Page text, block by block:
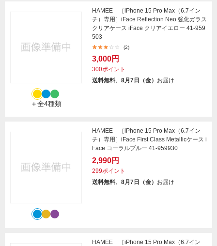
＋全4種類
HAMEE ［iPhone 15 Pro Max（6.7イン
チ）専用］iFace Reflection Neo 強化ガラス
クリアケース iFace クリアイエロー 41-959
503
(2)
3,000円
300ポイント
送料無料、8月7日（金） お届け
HAMEE ［iPhone 15 Pro Max（6.7イン
チ）専用］iFace First Class Metallicケース i
Face コーラルブルー 41-959930
2,990円
299ポイント
送料無料、8月7日（金） お届け
HAMEE ［iPhone 15 Pro Max（6.7イン